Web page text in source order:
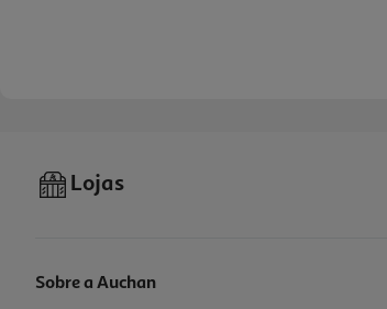
Lojas
Sobre a Auchan